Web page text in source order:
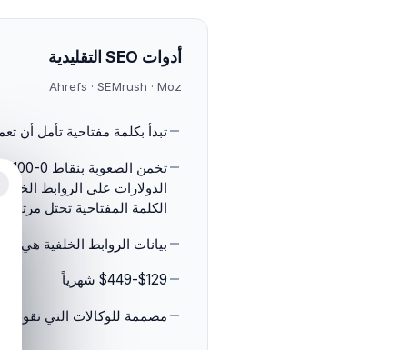
أدوات SEO التقليدية
Ahrefs · SEMrush · Moz
تبدأ بكلمة مفتاحية تأمل أن
الدولارات على الروابط
الكلمة المفتاحية تحتل مرتبة
بيانات الروابط الخلفية هي
$129-$449 شهرياً
مصممة للوكالات التي تقوم